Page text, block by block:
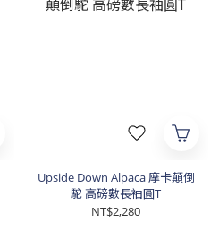
Upside Down Alpaca 摩卡顛倒
駝 高磅數長袖圓T
NT$2,280